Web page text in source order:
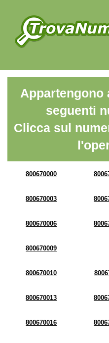
Appartengono
seguenti
Clicca sul
800670000
800670003
800670006
800670009
800670010
800670013
800670016